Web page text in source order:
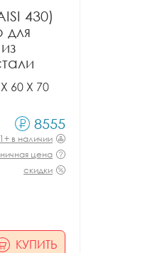
430)
для
60 X 70
8555
1+ в наличии
цена
скидки
КУПИТЬ